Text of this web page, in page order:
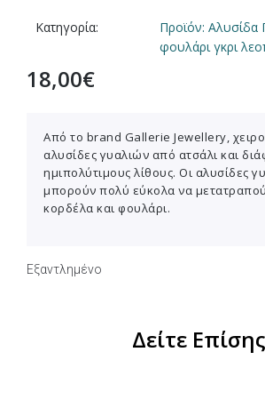
Κατηγορία:
Προϊόν: Αλυσίδα
φουλάρι γκρι
18,00€
Από το brand Gallerie Jewellery,
αλυσίδες γυαλιών από ατσάλι και
ημιπολύτιμους λίθους. Οι αλυσίδες
μπορούν πολύ εύκολα να
κορδέλα και φουλάρι.
Εξαντλημένο
Δείτε Επίσης